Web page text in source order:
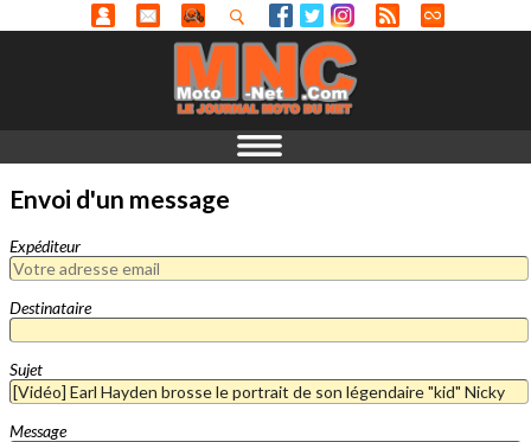
Envoi d'un message
Expéditeur
Destinataire
Sujet
Message